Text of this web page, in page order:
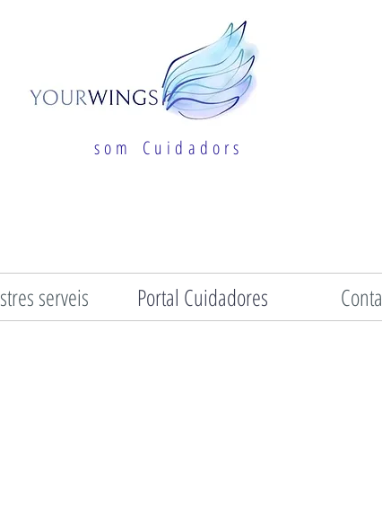
s o m C u i d a d o r s
serveis Portal Cuidadores